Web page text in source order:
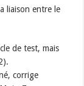
liaison entre le
de test, mais
corrige